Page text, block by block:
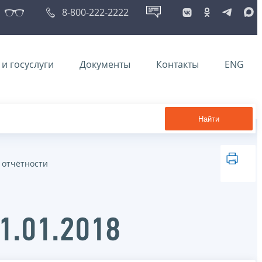
8-800-222-2222
госуслуги Документы Контакты ENG
Найти